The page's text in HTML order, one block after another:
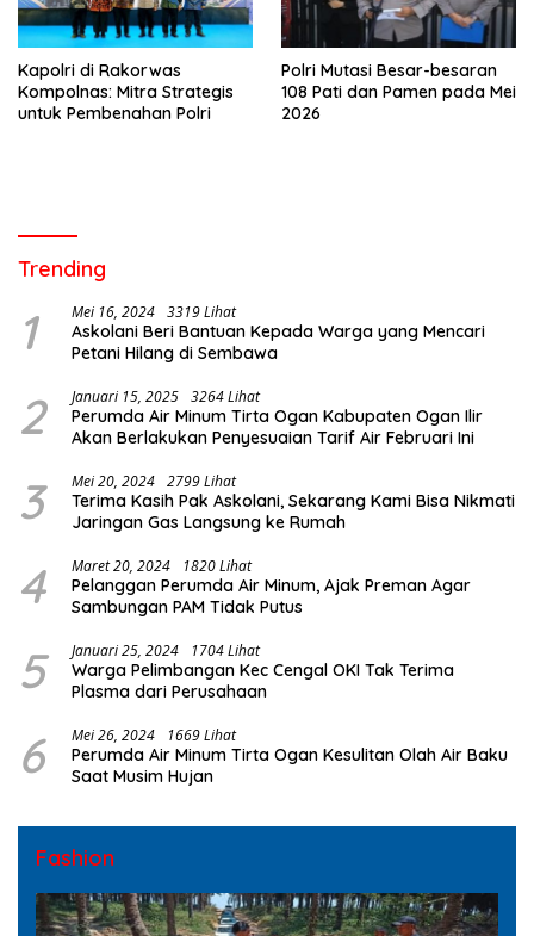
Kapolri di Rakorwas
Kompolnas: Mitra Strategis
untuk Pembenahan Polri
Polri Mutasi Besar-besaran
108 Pati dan Pamen pada Mei
2026
Trending
1 Mei 16, 2024 3319 Lihat
Askolani Beri Bantuan Kepada Warga yang Mencari
Petani Hilang di Sembawa
2 Januari 15, 2025 3264 Lihat
Perumda Air Minum Tirta Ogan Kabupaten Ogan Ilir
Akan Berlakukan Penyesuaian Tarif Air Februari Ini
3 Mei 20, 2024 2799 Lihat
Terima Kasih Pak Askolani, Sekarang Kami Bisa Nikmati
Jaringan Gas Langsung ke Rumah
4 Maret 20, 2024 1820 Lihat
Pelanggan Perumda Air Minum, Ajak Preman Agar
Sambungan PAM Tidak Putus
5 Januari 25, 2024 1704 Lihat
Warga Pelimbangan Kec Cengal OKI Tak Terima
Plasma dari Perusahaan
6 Mei 26, 2024 1669 Lihat
Perumda Air Minum Tirta Ogan Kesulitan Olah Air Baku
Saat Musim Hujan
Fashion